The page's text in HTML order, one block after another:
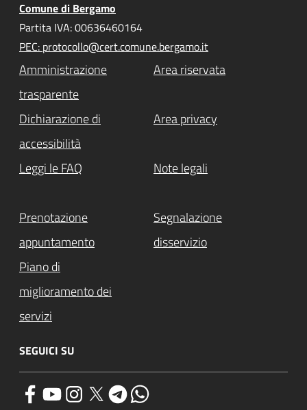
Comune di Bergamo
Partita IVA: 00636460164
PEC: protocollo@cert.comune.bergamo.it
Amministrazione
trasparente
Area riservata
Dichiarazione di
accessibilità
Area privacy
Leggi le FAQ Note legali
Prenotazione
appuntamento
Segnalazione
disservizio
Piano di
miglioramento dei
servizi
SEGUICI SU